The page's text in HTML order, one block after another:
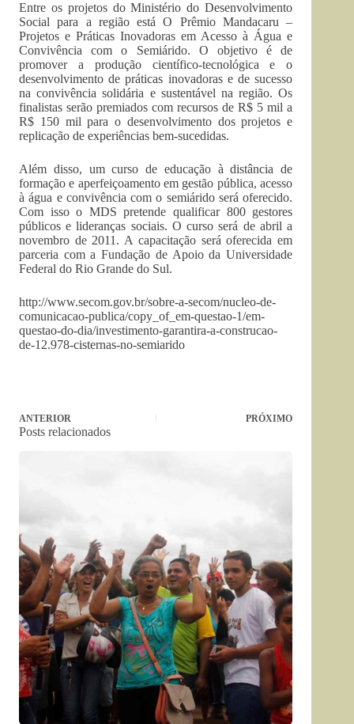
Entre os projetos do Ministério do Desenvolvimento
Social para a região está O Prêmio Mandacaru –
Projetos e Práticas Inovadoras em Acesso à Água e
Convivência com o Semiárido. O objetivo é de
promover a produção científico-tecnológica e o
desenvolvimento de práticas inovadoras e de sucesso
na convivência solidária e sustentável na região. Os
finalistas serão premiados com recursos de R$ 5 mil a
R$ 150 mil para o desenvolvimento dos projetos e
replicação de experiências bem-sucedidas.
Além disso, um curso de educação à distância de
formação e aperfeiçoamento em gestão pública, acesso
à água e convivência com o semiárido será oferecido.
Com isso o MDS pretende qualificar 800 gestores
públicos e lideranças sociais. O curso será de abril a
novembro de 2011. A capacitação será oferecida em
parceria com a Fundação de Apoio da Universidade
Federal do Rio Grande do Sul.
http://www.secom.gov.br/sobre-a-secom/nucleo-de-
comunicacao-publica/copy_of_em-questao-1/em-
questao-do-dia/investimento-garantira-a-construcao-
de-12.978-cisternas-no-semiarido
ANTERIOR PRÓXIMO
Posts relacionados